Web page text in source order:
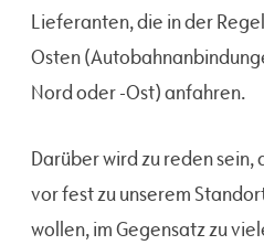
Lieferanten, die in der
Osten
Nord oder -Ost) anfahren.
Darüber wird zu reden sein,
vor fest zu unserem
wollen, im Gegensatz zu